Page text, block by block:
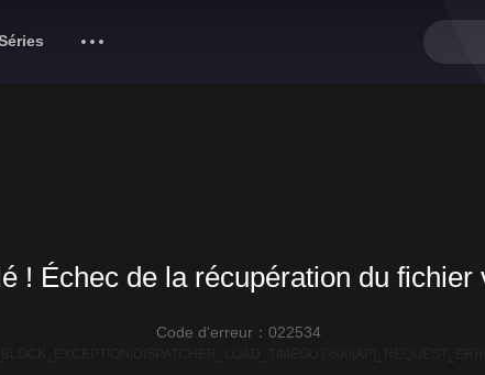
! Échec de la récupération du fichier
Code d'erreur：022534